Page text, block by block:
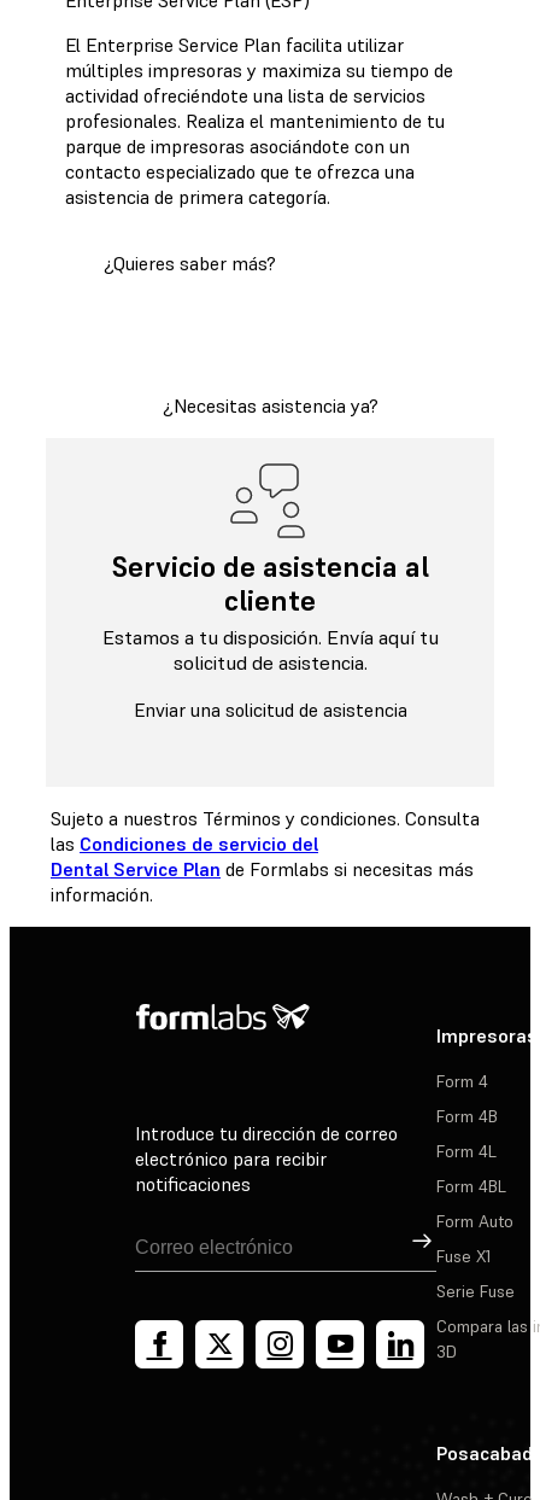
El Enterprise Service Plan facilita utilizar
múltiples impresoras y maximiza su tiempo de
actividad ofreciéndote una lista de servicios
profesionales. Realiza el mantenimiento de tu
parque de impresoras asociándote con un
contacto especializado que te ofrezca una
asistencia de primera categoría.
¿Quieres saber más?
¿Necesitas asistencia ya?
Servicio de asistencia al
cliente
Estamos a tu disposición. Envía aquí tu
solicitud de asistencia.
Enviar una solicitud de asistencia
Sujeto a nuestros Términos y condiciones. Consulta
las Condiciones de servicio del
Dental Service Plan de Formlabs si necesitas más
información.
Introduce tu dirección de correo
electrónico para recibir
notificaciones
Suscribirse
Impresoras
Form 4
Form 4B
Form 4L
Form 4BL
Form Auto
Fuse X1
Serie Fuse
Compara las
3D